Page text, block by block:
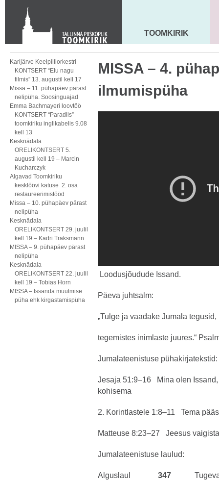
KONTAKT
Toom-Kooli 6, 10130 TALLINN
tallinna.toom@eelk.ee
MAARJA KIRIK
TOOMKIRIK
Karijärve Keelpilliorkestri
KONTSERT “Elu nagu
filmis” 13. augustil kell 17
Missa – 11. pühapäev pärast
nelipüha. Soosinguajad
Emma Bachmayeri loovtöö
KONTSERT “Paradiis”
toomkiriku inglikabelis 9.08
kell 13
Kesknädala
ORELIKONTSERT 5.
augustil kell 19 – Marcin
Kucharczyk
Algavad Toomkiriku
kesklöövi katuse 2. osa
restaureerimistööd
Missa – 10. pühapäev pärast
nelipüha
Kesknädala
ORELIKONTSERT 29. juulil
kell 19 – Kadri Traksmann
MISSA – 9. pühapäev pärast
nelipüha
Kesknädala
ORELIKONTSERT 22. juulil
kell 19 – Tobias Horn
MISSA – Issanda muutmise
püha ehk kirgastamispüha
MISSA – 4.
ilmumispüha
Loodusjõudude Issand.
Päeva juhtsalm:
„Tulge ja vaadake Jumala
tegemistes inimlaste juures.“
Jumalateenistuse pühakirjatekstid:
Jesaja 51:9–16 Mina olen
kohisema
2. Korintlastele 1:8–11 Tema
Matteuse 8:23–27 Jeesus
Jumalateenistuse laulud:
Alguslaul 347 Tugevad